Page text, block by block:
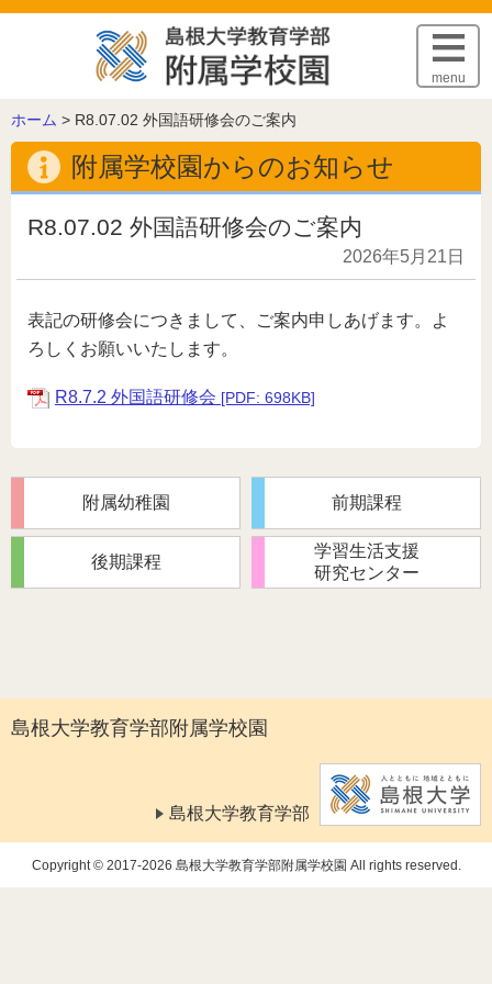
このページの本文へ
menu
こ
の
ー
置:
ホーム > R8.07.02 外国語研修会のご案内
附属学校園からのお知らせ
R8.07.02 外国語研修会のご案内
2026年5月21日
表記の研修会につきまして、ご案内申しあげます。よ
ろしくお願いいたします。
R8.7.2 外国語研修会 [PDF: 698KB]
附属幼稚園 前期課程
後期課程
学習生活支援
研究センター
島根大学教育学部附属学校園
島根大学教育学部
Copyright © 2017-2026 島根大学教育学部附属学校園 All rights reserved.